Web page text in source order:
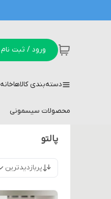
ورود / ثبت نام
دسته‌بندی کالاهاخانه
محصولات سیسمونی
پالتو
پربازدیدترین